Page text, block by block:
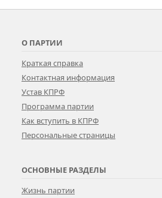
О ПАРТИИ
Краткая справка
Контактная информация
Устав КПРФ
Программа партии
Как вступить в КПРФ
Персональные страницы
ОСНОВНЫЕ РАЗДЕЛЫ
Жизнь партии